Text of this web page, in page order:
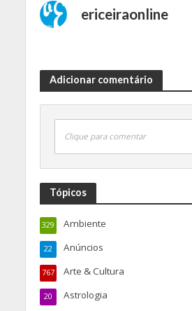
ericeiraonline
Adicionar comentário
Clique para comentar
Tópicos
Ambiente
329
Anúncios
22
Arte & Cultura
767
Astrologia
20